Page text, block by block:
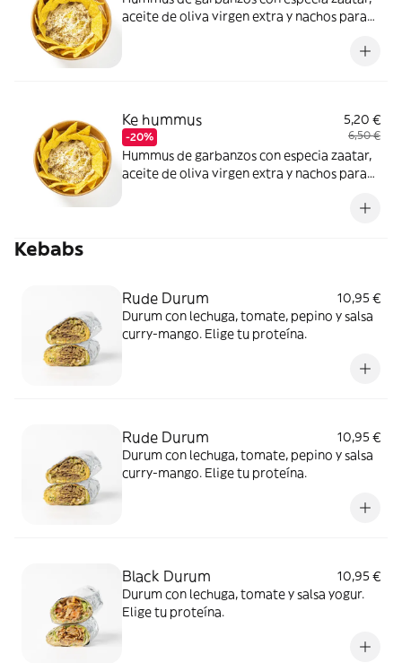
aceite de oliva virgen extra y nachos para
Ke hummus
-20%
5,20 €
6,50 €
Hummus de garbanzos con especia zaatar,
aceite de oliva virgen extra y nachos para
Kebabs
Rude Durum
10,95 €
Durum con lechuga, tomate, pepino y salsa
curry-mango. Elige tu proteína.
Rude Durum
10,95 €
Durum con lechuga, tomate, pepino y salsa
curry-mango. Elige tu proteína.
Black Durum
10,95 €
Durum con lechuga, tomate y salsa yogur.
Elige tu proteína.